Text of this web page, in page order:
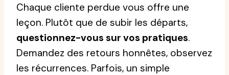
Chaque cliente perdue vous offre une
leçon. Plutôt que de subir les départs,
questionnez-vous sur vos pratiques.
Demandez des retours honnêtes, observez
les récurrences. Parfois, un simple